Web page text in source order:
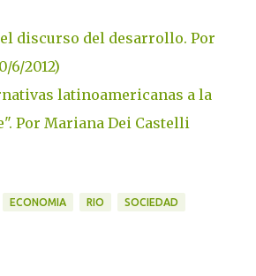
discurso del desarrollo. Por
6/2012)
latinoamericanas a la
Por Mariana Dei Castelli
ECONOMIA RIO SOCIEDAD